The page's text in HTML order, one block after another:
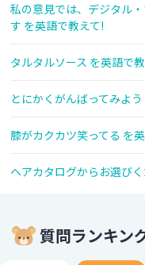
私の意見では、デジタル
す を英語で教えて!
タルタルソース を英語で
とにかくがんばってみよ
膝がカクカツ笑ってる を
ヘアカタログからお選び
質問ランキン